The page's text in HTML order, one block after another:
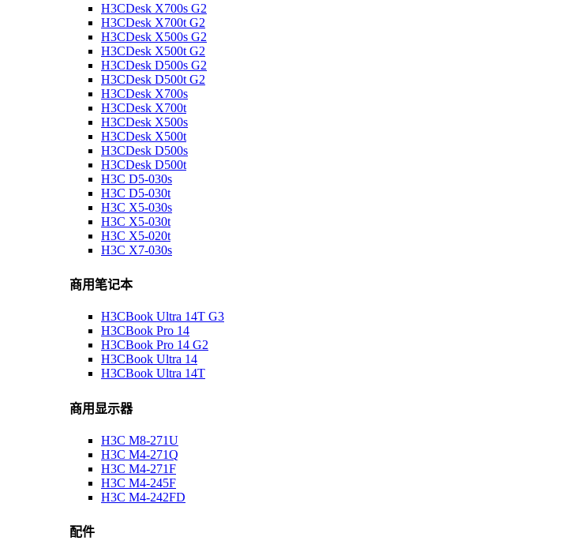
H3CDesk X700s G2
H3CDesk X700t G2
H3CDesk X500s G2
H3CDesk X500t G2
H3CDesk D500s G2
H3CDesk D500t G2
H3CDesk X700s
H3CDesk X700t
H3CDesk X500s
H3CDesk X500t
H3CDesk D500s
H3CDesk D500t
H3C D5-030s
H3C D5-030t
H3C X5-030s
H3C X5-030t
H3C X5-020t
H3C X7-030s
商用笔记本
H3CBook Ultra 14T G3
H3CBook Pro 14
H3CBook Pro 14 G2
H3CBook Ultra 14
H3CBook Ultra 14T
商用显示器
H3C M8-271U
H3C M4-271Q
H3C M4-271F
H3C M4-245F
H3C M4-242FD
配件